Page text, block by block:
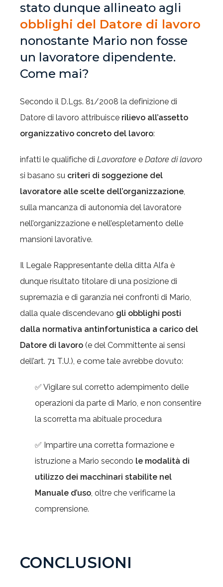
stato dunque allineato agli
obblighi del Datore di lavoro
nonostante Mario non fosse
un lavoratore dipendente.
Come mai?
Secondo il D.Lgs. 81/2008 la definizione di
Datore di lavoro attribuisce rilievo all’assetto
organizzativo concreto del lavoro:
infatti le qualifiche di Lavoratore e Datore di lavoro
si basano su criteri di soggezione del
lavoratore alle scelte dell’organizzazione,
sulla mancanza di autonomia del lavoratore
nell’organizzazione e nell’espletamento delle
mansioni lavorative.
Il Legale Rappresentante della ditta Alfa è
dunque risultato titolare di una posizione di
supremazia e di garanzia nei confronti di Mario,
dalla quale discendevano gli obblighi posti
dalla normativa antinfortunistica a carico del
Datore di lavoro (e del Committente ai sensi
dell’art. 71 T.U.), e come tale avrebbe dovuto:
✅ Vigilare sul corretto adempimento delle
operazioni da parte di Mario, e non consentire
la scorretta ma abituale procedura
✅ Impartire una corretta formazione e
istruzione a Mario secondo le modalità di
utilizzo dei macchinari stabilite nel
Manuale d’uso, oltre che verificarne la
comprensione.
CONCLUSIONI